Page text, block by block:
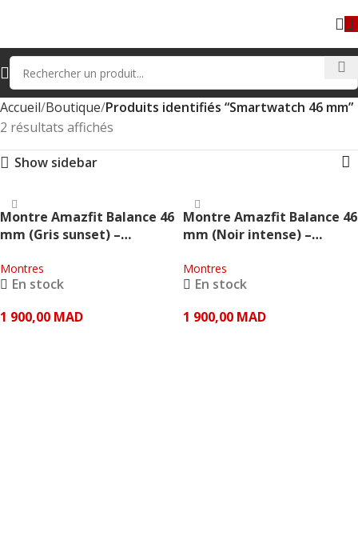
Accueil Boutique Produits identifiés “Smartwatch 46 mm”
2 résultats affichés
Show sidebar
Montre Amazfit Balance 46
mm (Gris sunset) –
Montres
En stock
1 900,00 MAD
Montre Amazfit Balance 46
mm (Noir intense) –
Montres
En stock
1 900,00 MAD